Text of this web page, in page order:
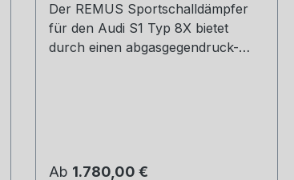
Der REMUS Sportschalldämpfer
für den Audi S1 Typ 8X bietet
durch einen abgasgegendruck-
sonore REMUS Sound sind weitere
Regulärer Preis:
Ab 1.780,00 €